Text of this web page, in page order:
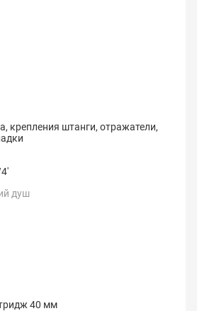
крепления штанги, отражатели,
душ
40 мм